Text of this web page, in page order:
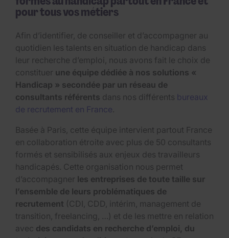
pour tous vos métiers
Afin d’identifier, de conseiller et d’accompagner au
quotidien les talents en situation de handicap dans
leur recherche d’emploi, nous avons fait le choix de
constituer une équipe dédiée à nos solutions «
Handicap » secondée par un réseau de
consultants référents dans nos différents bureaux
de recrutement en France.
Basée à Paris, cette équipe intervient partout France
en collaboration étroite avec plus de 50 consultants
formés et sensibilisés aux enjeux des travailleurs
handicapés. Cette organisation nous permet
d’accompagner les entreprises de toute taille sur
l’ensemble de leurs problématiques de
recrutement (CDI, CDD, intérim, management de
transition, freelancing, …) et de les mettre en relation
avec des candidats en recherche d’emploi, du